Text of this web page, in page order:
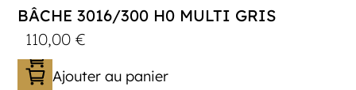
BÂCHE 3016/300 H0 MULTI GRIS
110,00€
Ajouter au panier